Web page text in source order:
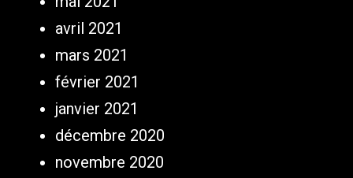
avril 2021
mars 2021
février 2021
janvier 2021
décembre 2020
novembre 2020